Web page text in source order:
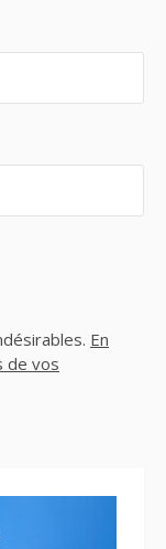
En
de vos